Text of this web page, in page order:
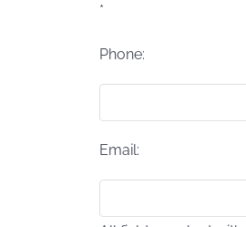
*
Phone:
Email: